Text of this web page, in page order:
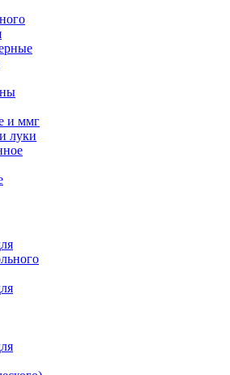
и ммг
луки